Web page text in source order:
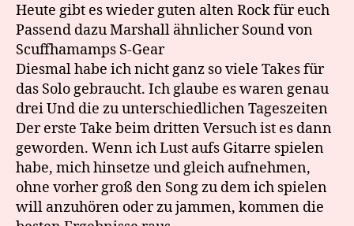
Heute gibt es wieder guten alten Rock für euch
Passend dazu Marshall ähnlicher Sound von
Scuffhamamps S-Gear
Diesmal habe ich nicht ganz so viele Takes für
das Solo gebraucht. Ich glaube es waren genau
drei Und die zu unterschiedlichen Tageszeiten
Der erste Take beim dritten Versuch ist es dann
geworden. Wenn ich Lust aufs Gitarre spielen
habe, mich hinsetze und gleich aufnehmen,
ohne vorher groß den Song zu dem ich spielen
will anzuhören oder zu jammen, kommen die